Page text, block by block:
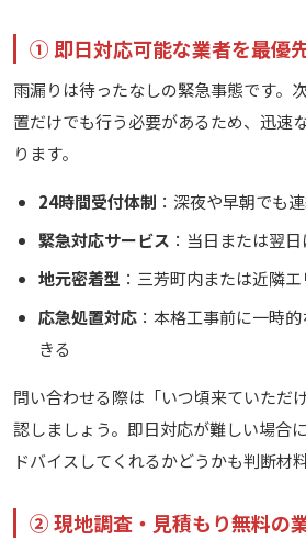
① 即日対応可能な業者を最優
雨漏りは待ったなしの緊急事態です。
置だけでも行う必要があるため、迅速
ります。
24時間受付体制 ：深夜や早朝でも
緊急対応サービス ：当日または翌
地元密着型 ：三芳町内または近隣
応急処置対応：本格工事前に一時
きる
問い合わせる際は「いつ頃来ていただ
認しましょう。即日対応が難しい場合
ドバイスしてくれるかどうかも判断材
② 現地調査・見積もり無料の